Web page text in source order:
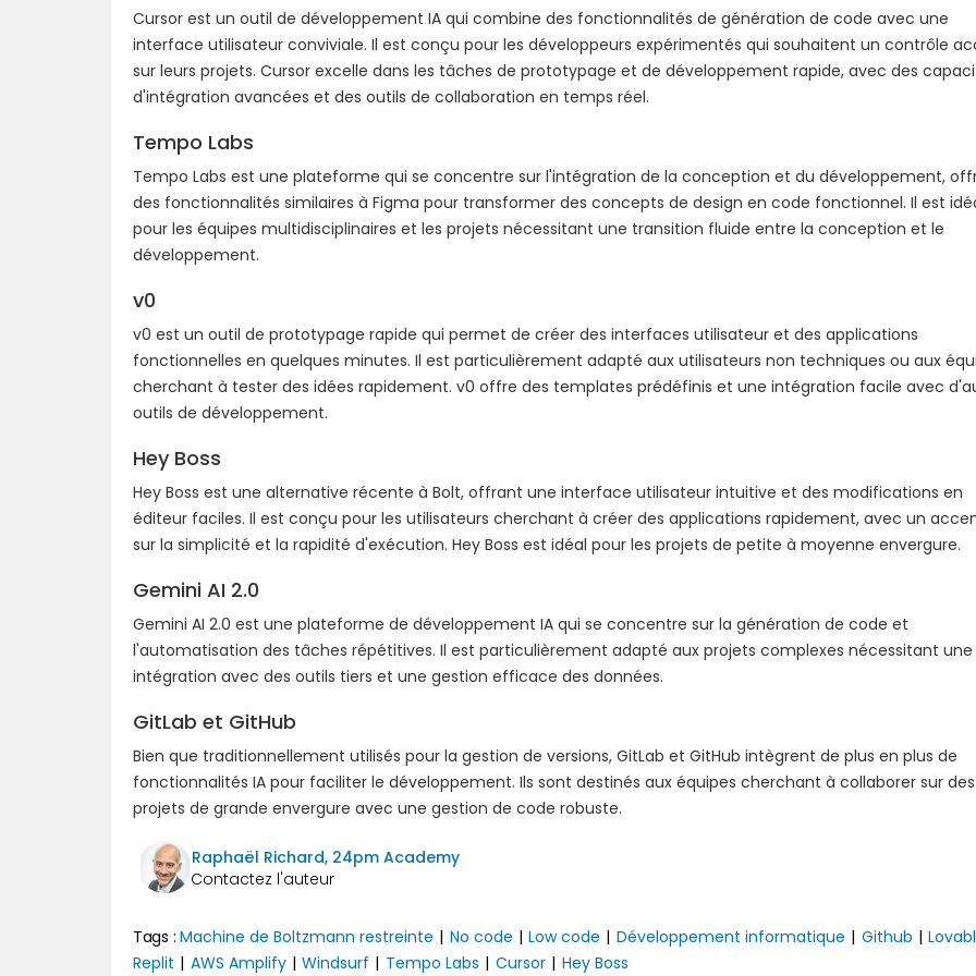
Cursor est un outil de développement IA qui combine des fonctionnalités de génération de code avec une
interface utilisateur conviviale. Il est conçu pour les développeurs expérimentés qui souhaitent un contrôle
sur leurs projets. Cursor excelle dans les tâches de prototypage et de développement rapide, avec des
d'intégration avancées et des outils de collaboration en temps réel.
Tempo Labs
Tempo Labs est une plateforme qui se concentre sur l'intégration de la conception et du développement,
des fonctionnalités similaires à Figma pour transformer des concepts de design en code fonctionnel. Il est
pour les équipes multidisciplinaires et les projets nécessitant une transition fluide entre la conception et le
développement.
v0
v0 est un outil de prototypage rapide qui permet de créer des interfaces utilisateur et des applications
fonctionnelles en quelques minutes. Il est particulièrement adapté aux utilisateurs non techniques ou aux
cherchant à tester des idées rapidement. v0 offre des templates prédéfinis et une intégration facile avec
outils de développement.
Hey Boss
Hey Boss est une alternative récente à Bolt, offrant une interface utilisateur intuitive et des modifications en
éditeur faciles. Il est conçu pour les utilisateurs cherchant à créer des applications rapidement, avec un
sur la simplicité et la rapidité d'exécution. Hey Boss est idéal pour les projets de petite à moyenne envergure.
Gemini AI 2.0
Gemini AI 2.0 est une plateforme de développement IA qui se concentre sur la génération de code et
l'automatisation des tâches répétitives. Il est particulièrement adapté aux projets complexes nécessitant une
intégration avec des outils tiers et une gestion efficace des données.
GitLab et GitHub
Bien que traditionnellement utilisés pour la gestion de versions, GitLab et GitHub intègrent de plus en plus de
fonctionnalités IA pour faciliter le développement. Ils sont destinés aux équipes cherchant à collaborer sur des
projets de grande envergure avec une gestion de code robuste.
Raphaël Richard, 24pm Academy
Tags : Machine de Boltzmann restreinte | No code | Low code | Développement informatique | Github |
Replit | AWS Amplify | Windsurf | Tempo Labs | Cursor | Hey Boss